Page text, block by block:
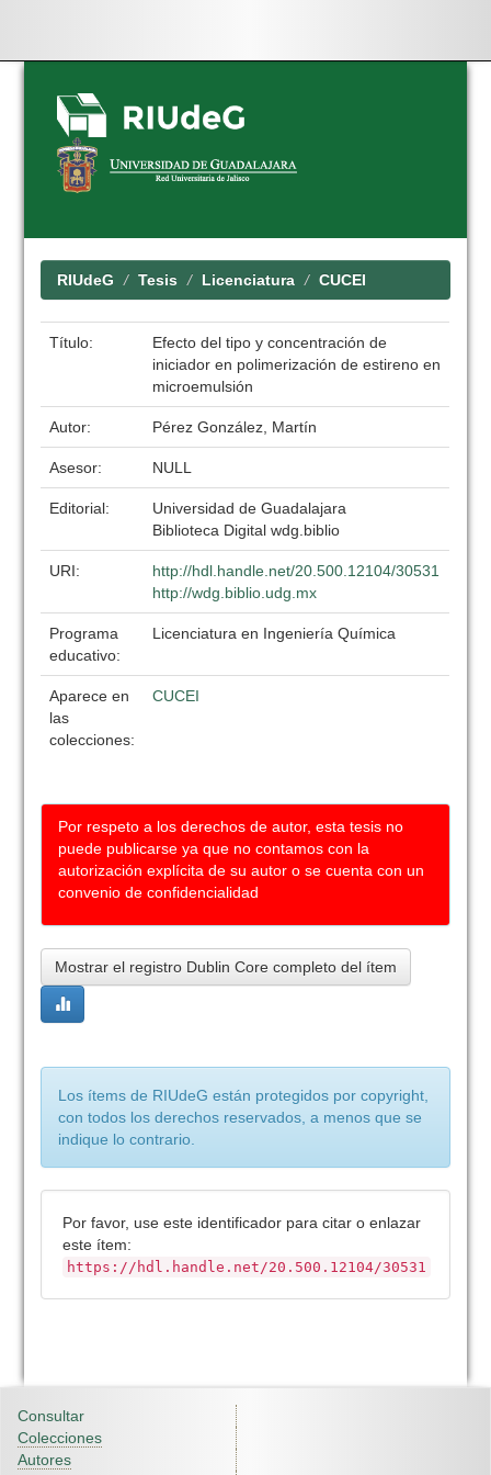
Skip
navigation
RIUdeG Tesis Licenciatura CUCEI
Título:
Efecto del tipo y concentración de
iniciador en polimerización de estireno en
microemulsión
Autor: Pérez González, Martín
Asesor: NULL
Editorial:
Universidad de Guadalajara
Biblioteca Digital wdg.biblio
URI:
http://hdl.handle.net/20.500.12104/30531
http://wdg.biblio.udg.mx
Programa
educativo:
Licenciatura en Ingeniería Química
Aparece en
las
colecciones:
CUCEI
Por respeto a los derechos de autor, esta tesis no
puede publicarse ya que no contamos con la
autorización explícita de su autor o se cuenta con un
convenio de confidencialidad
Mostrar el registro Dublin Core completo del ítem
Los ítems de RIUdeG están protegidos por copyright,
con todos los derechos reservados, a menos que se
indique lo contrario.
Por favor, use este identificador para citar o enlazar
este ítem:
https://hdl.handle.net/20.500.12104/30531
Consultar
Colecciones
Autores